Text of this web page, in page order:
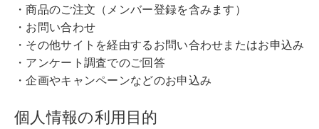
・商品のご注文（メンバー登録を含みます）
・お問い合わせ
・その他サイトを経由するお問い合わせまたはお申込み
・アンケート調査でのご回答
・企画やキャンペーンなどのお申込み
個人情報の利用目的